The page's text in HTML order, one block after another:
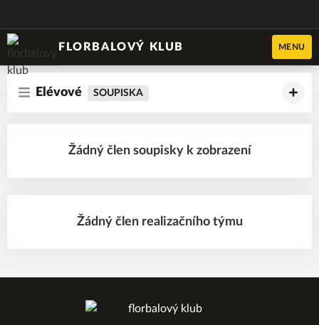
FLORBALOVÝ KLUB MENU
Elévové SOUPISKA
Žádný člen realizačního týmu
Žádný člen soupisky k zobrazení